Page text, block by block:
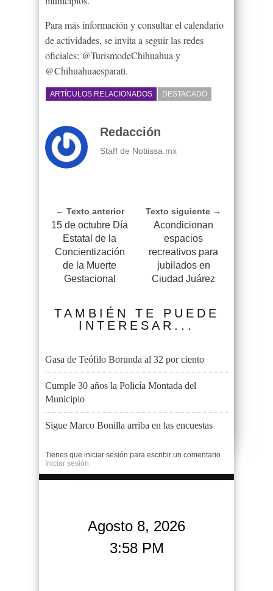
Para más información y consultar el calendario
de actividades, se invita a seguir las redes
oficiales: @TurismodeChihuahua y
@Chihuahuaesparati.
ARTÍCULOS RELACIONADOS DESTACADO
Redacción
Staff de Notiissa.mx
← Texto anterior
15 de octubre Día
Estatal de la
Concientización
de la Muerte
Gestacional
Texto siguiente →
Acondicionan
espacios
recreativos para
jubilados en
Ciudad Juárez
TAMBIÉN TE PUEDE
INTERESAR...
Gasa de Teófilo Borunda al 32 por ciento
Cumple 30 años la Policía Montada del
Municipio
Sigue Marco Bonilla arriba en las encuestas
Tienes que iniciar sesión para escribir un comentario
Iniciar sesión
Agosto 8, 2026
3:58 PM